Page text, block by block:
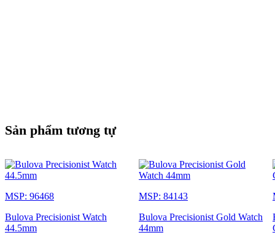
Sản phẩm tương tự
MSP: 96468
Bulova Precisionist Watch
44.5mm
MSP: 84143
Bulova Precisionist Gold Watch
44mm